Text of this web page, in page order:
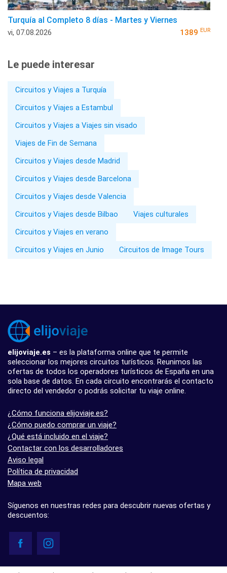
Turquía al Completo 8 días - Martes y Viernes
vi, 07.08.2026 1389 EUR
Le puede interesar
Circuitos y Viajes a Turquía
Circuitos y Viajes a Estambul
Circuitos y Viajes a Viajes sin visado
Viajes de Fin de Semana
Circuitos y Viajes desde Madrid
Circuitos y Viajes desde Barcelona
Circuitos y Viajes desde Valencia
Circuitos y Viajes desde Bilbao
Viajes culturales
Circuitos y Viajes en verano
Circuitos y Viajes en Junio
Circuitos de Image Tours
elijoviaje.es – es la plataforma online que te permite
seleccionar los mejores circuitos turísticos. Reunimos las
ofertas de todos los operadores turísticos de España en una
sola base de datos. En cada circuito encontrarás el contacto
directo del vendedor o podrás solicitar tu viaje online.
¿Cómo funciona elijoviaje.es?
¿Cómo puedo comprar un viaje?
¿Qué está incluido en el viaje?
Contactar con los desarrolladores
Aviso legal
Política de privacidad
Mapa web
Síguenos en nuestras redes para descubrir nuevas ofertas y
descuentos: